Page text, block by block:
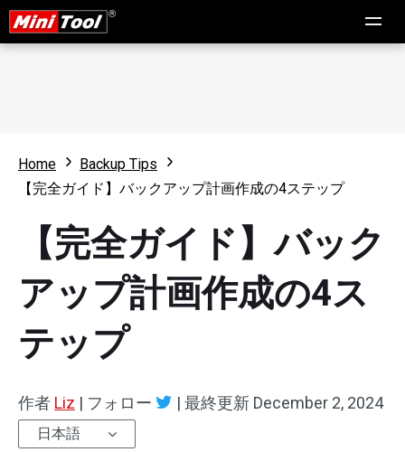
Home
Backup Tips
【完全ガイド】バックアップ計画作成の4ステップ
【完全ガイド】バック
アップ計画作成の4ス
テップ
作者 Liz | フォロー | 最終更新 December 2, 2024
日本語